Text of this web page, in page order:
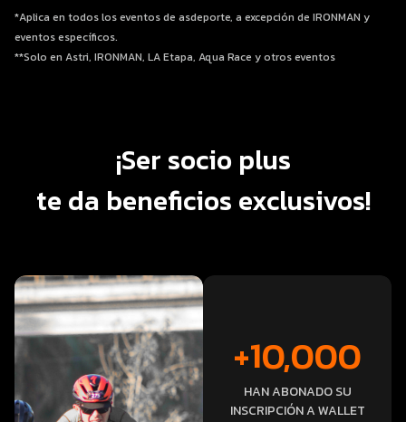
*Aplica en todos los eventos de asdeporte, a excepción de IRONMAN y
eventos específicos.
**Solo en Astri, IRONMAN, LA Etapa, Aqua Race y otros eventos
¡Ser socio plus
te da beneficios exclusivos!
+10,000
HAN ABONADO SU
INSCRIPCIÓN A WALLET